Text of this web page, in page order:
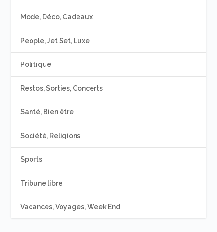
Mode, Déco, Cadeaux
People, Jet Set, Luxe
Politique
Restos, Sorties, Concerts
Santé, Bien être
Société, Religions
Sports
Tribune libre
Vacances, Voyages, Week End